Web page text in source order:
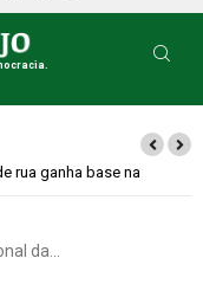
no Dia dos Pais
da…